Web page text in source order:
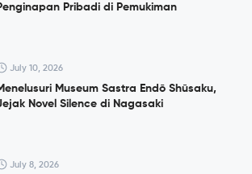
Pribadi di Pemukiman
July 10, 2026
Museum Sastra Endō Shūsaku,
Novel Silence di Nagasaki
July 8, 2026